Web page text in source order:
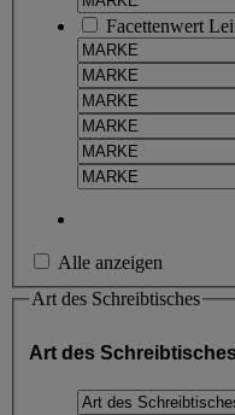
Facettenwert
Alle anzeigen
Art des Schreibtisches
Art des